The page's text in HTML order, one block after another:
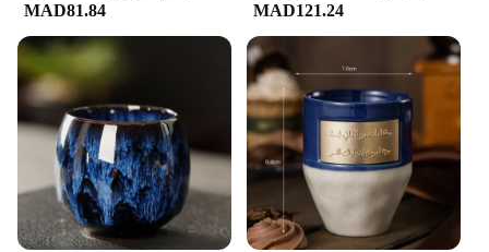
MAD81.84 MAD121.24